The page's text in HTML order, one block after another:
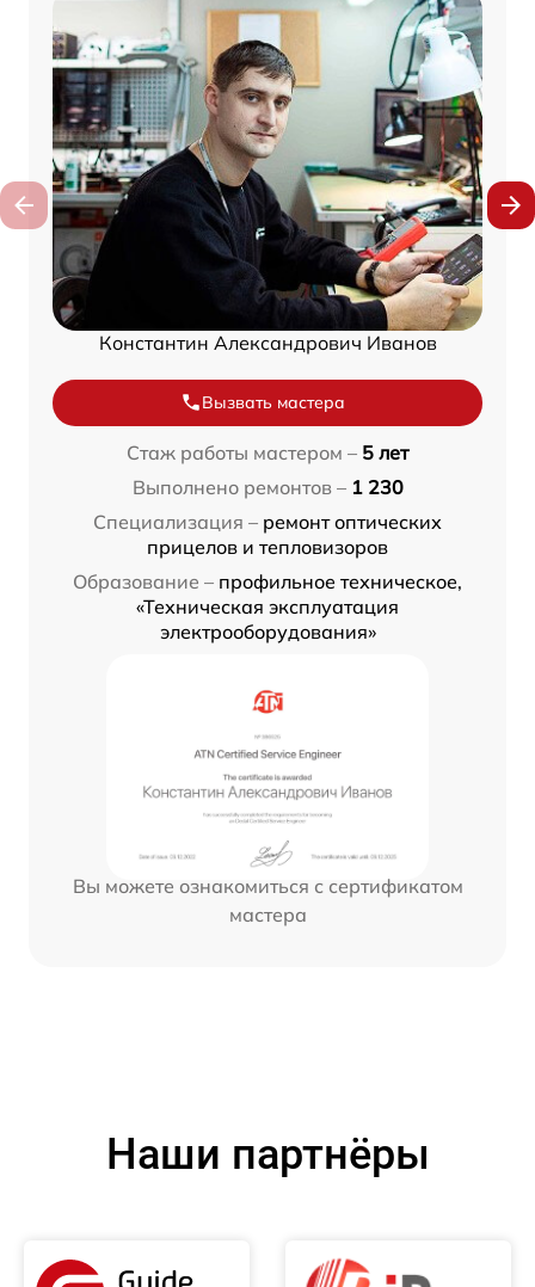
Константин Александрович Иванов
Вызвать мастера
Стаж работы мастером – 5 лет
Выполнено ремонтов – 1 230
Специализация – ремонт оптических
прицелов и тепловизоров
Образование – профильное техническое,
«Техническая эксплуатация
электрооборудования»
Вы можете ознакомиться с сертификатом
мастера
Наши партнёры